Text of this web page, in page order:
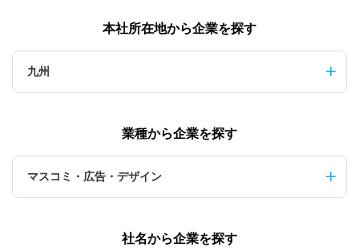
本社所在地から企業を探す
九州
業種から企業を探す
マスコミ・広告・デザイン
社名から企業を探す